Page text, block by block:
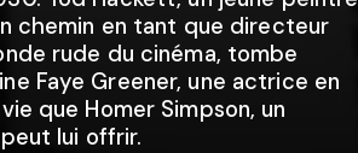
chemin en tant que directeur
rude du cinéma, tombe
Faye Greener, une actrice en
que Homer Simpson, un
lui offrir.